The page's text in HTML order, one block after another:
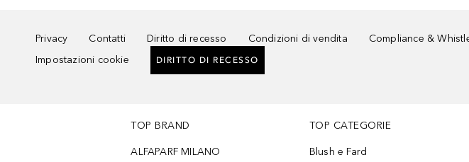
Privacy Contatti Diritto di recesso Condizioni di vendita
Compliance &
Impostazioni cookie
DIRITTO DI RECESSO
TOP BRAND
ALFAPARF MILANO
TOP CATEGORIE
Blush e Fard